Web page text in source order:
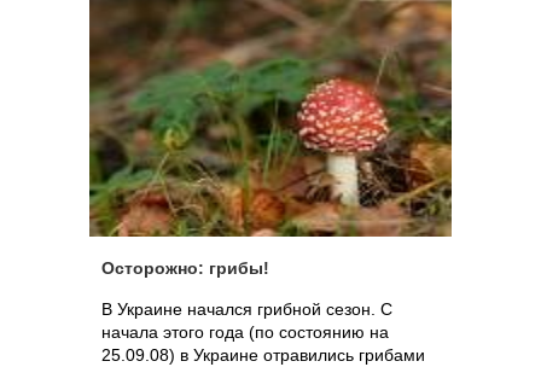
Осторожно: грибы!
В Украине начался грибной сезон. С
начала этого года (по состоянию на
25.09.08) в Украине отравились грибами